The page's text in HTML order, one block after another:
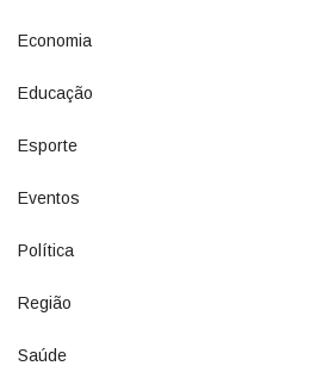
Economia
Educação
Esporte
Eventos
Política
Região
Saúde